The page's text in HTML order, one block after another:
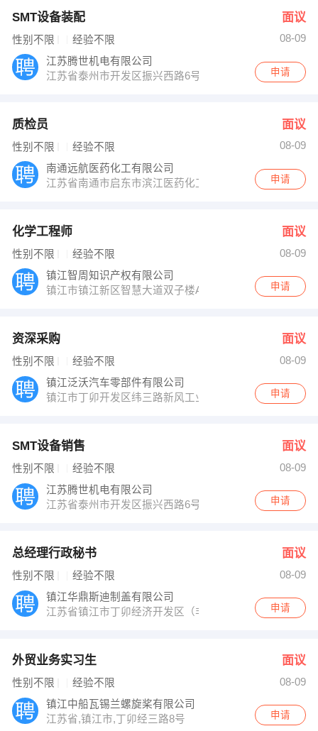
SMT设备装配 面议
性别不限 经验不限
08-09
江苏腾世机电有限公司
江苏省泰州市开发区振兴西路6号光电产业园1号厂房
申请
质检员 面议
性别不限 经验不限
08-09
南通远航医药化工有限公司
江苏省南通市启东市滨江医药化工园
申请
化学工程师 面议
性别不限 经验不限
08-09
镇江智周知识产权有限公司
镇江市镇江新区智慧大道双子楼A座15楼
申请
资深采购 面议
性别不限 经验不限
08-09
镇江泛沃汽车零部件有限公司
镇江市丁卯开发区纬三路新风工业园
申请
SMT设备销售 面议
性别不限 经验不限
08-09
江苏腾世机电有限公司
江苏省泰州市开发区振兴西路6号光电产业园1号厂房
申请
总经理行政秘书 面议
性别不限 经验不限
08-09
镇江华鼎斯迪制盖有限公司
江苏省镇江市丁卯经济开发区（非请勿访）
申请
外贸业务实习生 面议
性别不限 经验不限
08-09
镇江中船瓦锡兰螺旋桨有限公司
江苏省,镇江市,丁卯经三路8号
申请